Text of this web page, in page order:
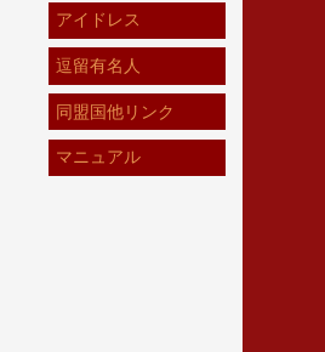
アイドレス
逗留有名人
同盟国他リンク
マニュアル